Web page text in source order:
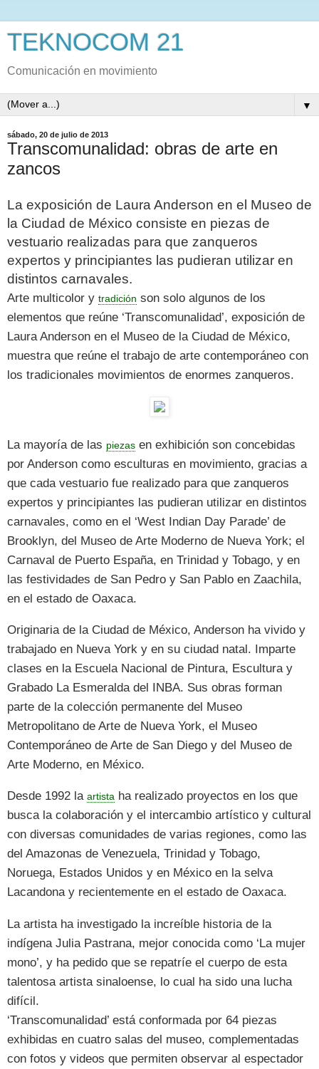
TEKNOCOM 21
Comunicación en movimiento
▼
sábado, 20 de julio de 2013
Transcomunalidad: obras de arte en
zancos
La exposición de Laura Anderson en el Museo de
la Ciudad de México consiste en piezas de
vestuario realizadas para que zanqueros
expertos y principiantes las pudieran utilizar en
distintos carnavales.
Arte multicolor y tradición son solo algunos de los
elementos que reúne ‘Transcomunalidad’, exposición de
Laura Anderson en el Museo de la Ciudad de México,
muestra que reúne el trabajo de arte contemporáneo con
los tradicionales movimientos de enormes zanqueros.
La mayoría de las piezas en exhibición son concebidas
por Anderson como esculturas en movimiento, gracias a
que cada vestuario fue realizado para que zanqueros
expertos y principiantes las pudieran utilizar en distintos
carnavales, como en el ‘West Indian Day Parade’ de
Brooklyn, del Museo de Arte Moderno de Nueva York; el
Carnaval de Puerto España, en Trinidad y Tobago, y en
las festividades de San Pedro y San Pablo en Zaachila,
en el estado de Oaxaca.
Originaria de la Ciudad de México, Anderson ha vivido y
trabajado en Nueva York y en su ciudad natal. Imparte
clases en la Escuela Nacional de Pintura, Escultura y
Grabado La Esmeralda del INBA. Sus obras forman
parte de la colección permanente del Museo
Metropolitano de Arte de Nueva York, el Museo
Contemporáneo de Arte de San Diego y del Museo de
Arte Moderno, en México.
Desde 1992 la artista ha realizado proyectos en los que
busca la colaboración y el intercambio artístico y cultural
con diversas comunidades de varias regiones, como las
del Amazonas de Venezuela, Trinidad y Tobago,
Noruega, Estados Unidos y en México en la selva
Lacandona y recientemente en el estado de Oaxaca.
La artista ha investigado la increíble historia de la
indígena Julia Pastrana, mejor conocida como ‘La mujer
mono’, y ha pedido que se repatríe el cuerpo de esta
talentosa artista sinaloense, lo cual ha sido una lucha
difícil.
‘Transcomunalidad’ está conformada por 64 piezas
exhibidas en cuatro salas del museo, complementadas
con fotos y videos que permiten observar al espectador